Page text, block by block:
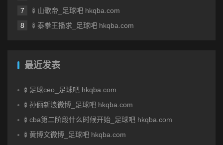
🍢山歌帝_足球吧 hkqba.com
🍢泰拳王播求_足球吧 hkqba.com
最近发表
🍢足球ceo_足球吧 hkqba.com
🍢孙俪新浪微博_足球吧 hkqba.com
🍢cba第二阶段什么时候开始_足球吧 hkqba.com
🍢黄博文微博_足球吧 hkqba.com